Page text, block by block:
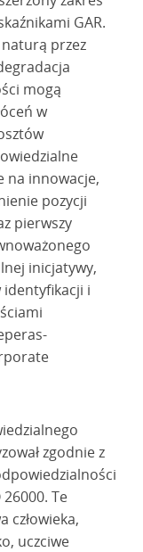
GAR.
przez
mogą
w
na innowacje,
pozycji
pierwszy
inicjatywy,
i
zgodnie z
Te
człowieka,
uczciwe